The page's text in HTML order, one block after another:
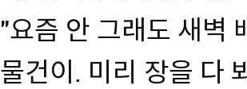
"요즘 안 그래도 새벽
물건이. 미리 장을 다